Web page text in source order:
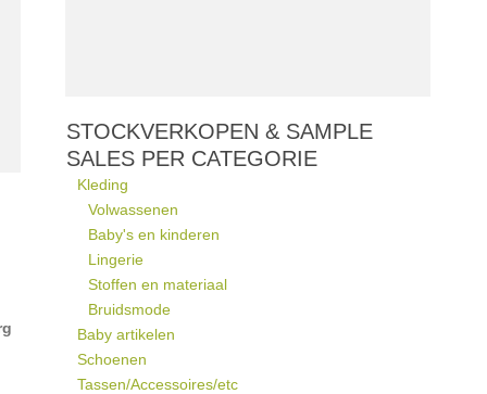
STOCKVERKOPEN & SAMPLE
SALES PER CATEGORIE
Kleding
Volwassenen
Baby's en kinderen
Lingerie
Stoffen en materiaal
Bruidsmode
Baby artikelen
Schoenen
Tassen/Accessoires/etc